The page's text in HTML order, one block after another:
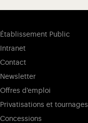
Établissement Public
Intranet
Contact
Newsletter
Offres d'emploi
Privatisations et tournages
Concessions